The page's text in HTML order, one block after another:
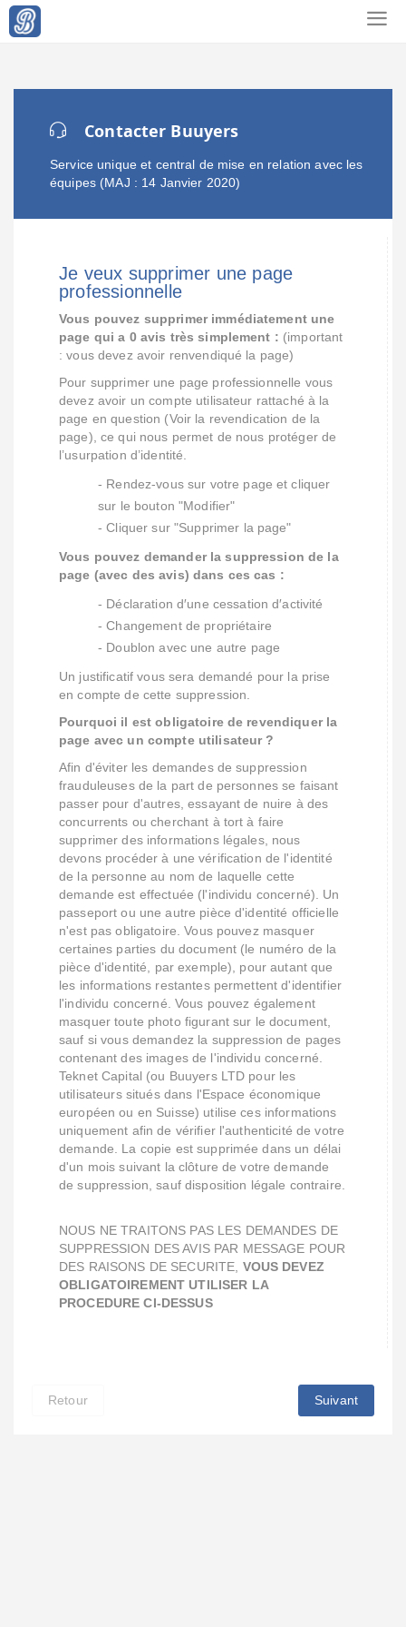
Contacter Buuyers
Service unique et central de mise en relation avec les
équipes (MAJ : 14 Janvier 2020)
Je veux supprimer une page
professionnelle
Vous pouvez supprimer immédiatement une
page qui a 0 avis très simplement : (important
: vous devez avoir renvendiqué la page)
Pour supprimer une page professionnelle vous
devez avoir un compte utilisateur rattaché à la
page en question (Voir la revendication de la
page), ce qui nous permet de nous protéger de
l’usurpation d’identité.
- Rendez-vous sur votre page et cliquer
sur le bouton "Modifier"
- Cliquer sur "Supprimer la page"
Vous pouvez demander la suppression de la
page (avec des avis) dans ces cas :
- Déclaration d′une cessation d′activité
- Changement de propriétaire
- Doublon avec une autre page
Un justificatif vous sera demandé pour la prise
en compte de cette suppression.
Pourquoi il est obligatoire de revendiquer la
page avec un compte utilisateur ?
Afin d'éviter les demandes de suppression
frauduleuses de la part de personnes se faisant
passer pour d'autres, essayant de nuire à des
concurrents ou cherchant à tort à faire
supprimer des informations légales, nous
devons procéder à une vérification de l'identité
de la personne au nom de laquelle cette
demande est effectuée (l'individu concerné). Un
passeport ou une autre pièce d'identité officielle
n'est pas obligatoire. Vous pouvez masquer
certaines parties du document (le numéro de la
pièce d'identité, par exemple), pour autant que
les informations restantes permettent d'identifier
l'individu concerné. Vous pouvez également
masquer toute photo figurant sur le document,
sauf si vous demandez la suppression de pages
contenant des images de l'individu concerné.
Teknet Capital (ou Buuyers LTD pour les
utilisateurs situés dans l'Espace économique
européen ou en Suisse) utilise ces informations
uniquement afin de vérifier l'authenticité de votre
demande. La copie est supprimée dans un délai
d'un mois suivant la clôture de votre demande
de suppression, sauf disposition légale contraire.
NOUS NE TRAITONS PAS LES DEMANDES DE
SUPPRESSION DES AVIS PAR MESSAGE POUR
DES RAISONS DE SECURITE, VOUS DEVEZ
OBLIGATOIREMENT UTILISER LA
PROCEDURE CI-DESSUS
Suivant
Retour